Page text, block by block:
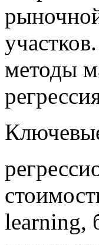
методы
learning,